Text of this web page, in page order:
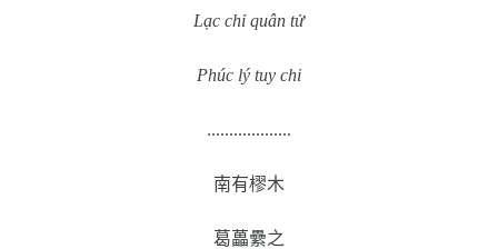
Lạc chỉ quân tử
Phúc lý tuy chi
...................
南有樛木
葛藟纍之